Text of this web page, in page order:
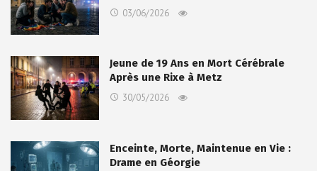
03/06/2026
Jeune de 19 Ans en Mort Cérébrale
Après une Rixe à Metz
30/05/2026
Enceinte, Morte, Maintenue en Vie :
Drame en Géorgie